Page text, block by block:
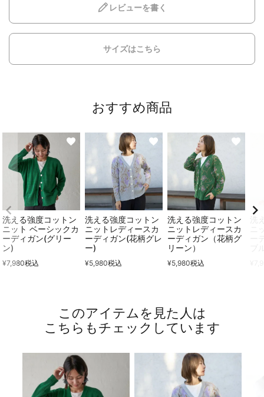
レビューを書く
サイズはこちら
おすすめ商品
洗える強度コットン
ニット ベーシックカ
ーディガン(グリー
ン)
¥7,980税込
洗える強度コットン
ニットレディースカ
ーディガン(花柄グレ
ー)
¥5,980税込
洗える強度コットン
ニットレディースカ
ーディガン（花柄グ
リーン）
¥5,980税込
このアイテムを見た人は
こちらもチェックしています